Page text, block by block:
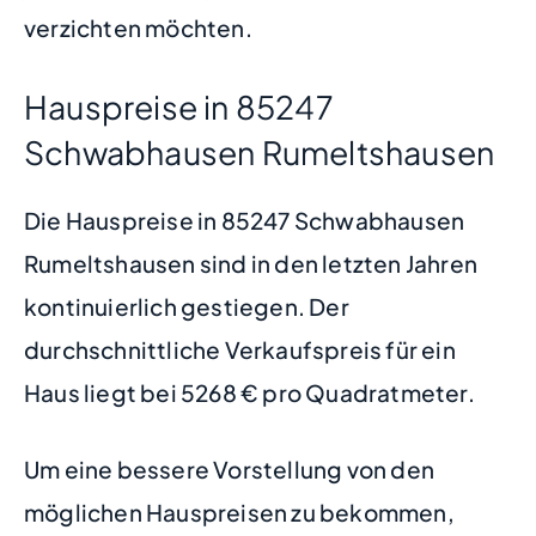
verzichten möchten.
Hauspreise in 85247
Schwabhausen Rumeltshausen
Die Hauspreise in 85247 Schwabhausen
Rumeltshausen sind in den letzten Jahren
kontinuierlich gestiegen. Der
durchschnittliche Verkaufspreis für ein
Haus liegt bei 5268 € pro Quadratmeter.
Um eine bessere Vorstellung von den
möglichen Hauspreisen zu bekommen,